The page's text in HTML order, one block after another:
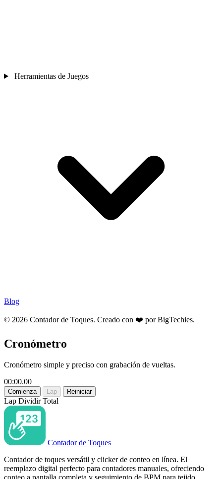
Herramientas de Juegos
Blog
© 2026 Contador de Toques. Creado con ❤️ porBigTechies.
Cronómetro
Cronómetro simple y preciso con grabación de vueltas.
00:00.00
Comienza Lap Reiniciar
Lap Dividir Total
Contador de Toques
Contador de toques versátil y clicker de conteo en línea. El
reemplazo digital perfecto para contadores manuales, ofreciendo
conteo a pantalla completa y seguimiento de BPM para tejido,